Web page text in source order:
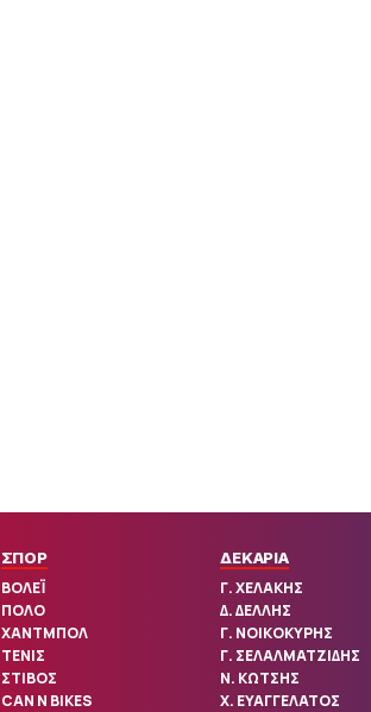
ΣΠΟΡ
ΒΟΛΕΪ
ΠΟΛΟ
ΧΑΝΤΜΠΟΛ
ΤΕΝΙΣ
ΣΤΙΒΟΣ
CAN N BIKES
ΔΕΚΑΡΙΑ
Γ. ΧΕΛΑΚΗΣ
Δ. ΔΕΛΛΗΣ
Γ. ΝΟΙΚΟΚΥΡΗΣ
Γ. ΣΕΛΑΛΜΑΤΖΙΔΗΣ
Ν. ΚΩΤΣΗΣ
Χ. ΕΥΑΓΓΕΛΑΤΟΣ